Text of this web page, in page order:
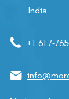
India
+1 617-